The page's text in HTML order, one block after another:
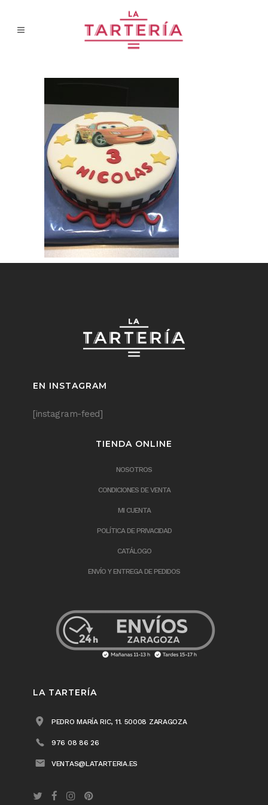
EN INSTAGRAM
[instagram-feed]
TIENDA ONLINE
NOSOTROS
CONDICIONES DE VENTA
MI CUENTA
POLÍTICA DE PRIVACIDAD
CATÁLOGO
ENVÍO Y ENTREGA DE PEDIDOS
LA TARTERÍA
PEDRO MARÍA RIC, 11. 50008 ZARAGOZA
976 08 86 26
VENTAS@LATARTERIA.ES